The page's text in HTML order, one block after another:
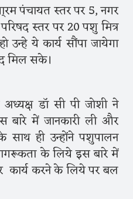
पंचायत स्तर पर 5, नगर
स्तर पर 20 पशु मित्र
ये कार्य सौंपा जायेगा
मिल सके।
डॉ सी पी जोशी ने
बारे में जानकारी ली और
ही उन्होंने पशुपालन
के लिये इस बारे में
कार्य करने के लिये पर बल